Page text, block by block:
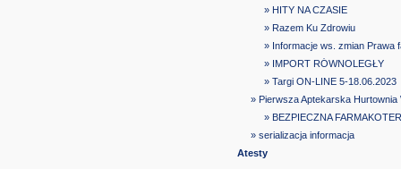
» HITY NA CZASIE
» Razem Ku Zdrowiu
» Informacje ws. zmian Prawa
» IMPORT RÓWNOLEGŁY
» Targi ON-LINE 5-18.06.2023
» Pierwsza Aptekarska
» BEZPIECZNA
» serializacja informacja
Atesty